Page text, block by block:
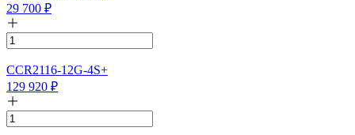
29 700 ₽
CCR2116-12G-4S+
129 920 ₽